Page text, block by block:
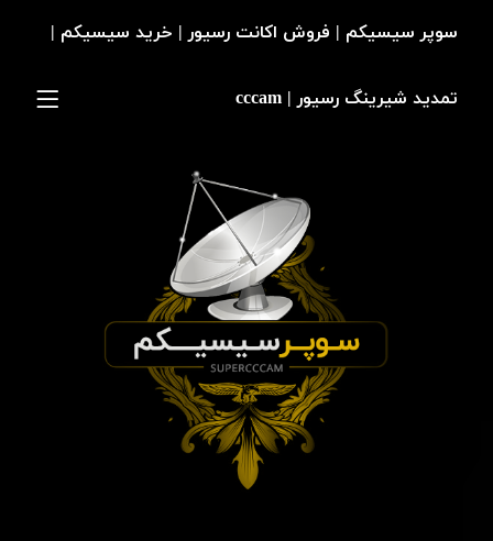
سوپر سیسیکم | فروش اکانت رسیور | خرید سیسیکم |
تمدید شیرینگ رسیور | cccam